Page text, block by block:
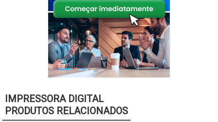
IMPRESSORA DIGITAL
PRODUTOS RELACIONADOS